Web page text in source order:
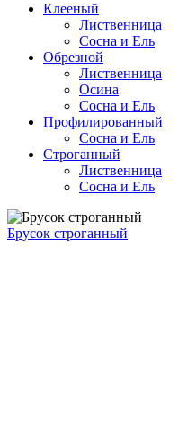
Клееный
Лиственница
Сосна и Ель
Обрезной
Лиственница
Осина
Сосна и Ель
Профилированный
Сосна и Ель
Строганный
Лиственница
Сосна и Ель
Брусок строганный